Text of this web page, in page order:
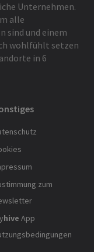
Unternehmen.
alle
sind und einem
wohlfühlt setzen
in 6
zum
hive App